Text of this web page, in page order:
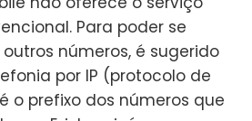
Para poder se
números, é sugerido
por IP (protocolo de
o prefixo dos números que